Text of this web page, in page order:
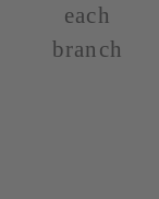
each
branch